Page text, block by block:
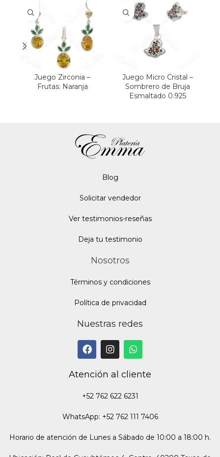
Juego Zirconia –
Frutas: Naranja
Juego Micro Cristal –
Sombrero de Bruja
Esmaltado 0.925
Blog
Solicitar vendedor
Ver testimonios-reseñas
Deja tu testimonio
Nosotros
Términos y condiciones
Política de privacidad
Nuestras redes
Atención al cliente
+52 762 622 6231
WhatsApp: +52 762 111 7406
Horario de atención de Lunes a Sábado de 10:00 a 18:00 h.